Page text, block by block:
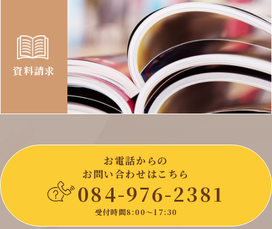
資料請求
お電話からの
お問い合わせはこちら
084-976-2381
受付時間8:00〜17:30